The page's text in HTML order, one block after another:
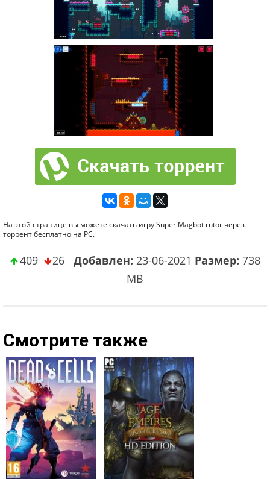
На этой странице вы можете скачать игру Super Magbot rutor через
торрент бесплатно на PC.
409 26 Добавлен: 23-06-2021 Размер: 738
MB
Смотрите также